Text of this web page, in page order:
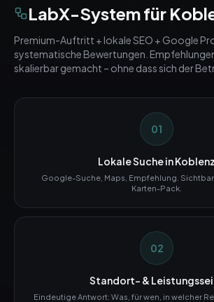
LabX-System für
Premium-Auftritt + lokale SEO + Google
systematische Bewertungen.
skalierbar gemacht – ohne dass sich der
01
Lokale Suche in Koblenz
Google-Suche, Maps, Empfehlung. Sichtbar
Karten-Pack.
02
Standort- &
Eindeutige Antwort: Was, für wen, in welcher